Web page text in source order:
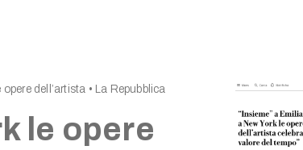
opere dell’artista • La Repubblica
le opere